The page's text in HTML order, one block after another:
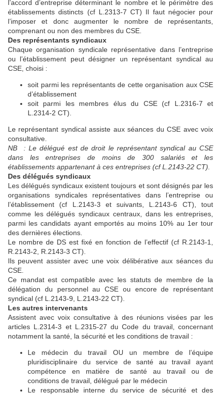
l’accord d’entreprise déterminant le nombre et le périmètre des
établissements distincts (cf L.2313-7 CT) Il faut négocier pour
l’imposer et donc augmenter le nombre de représentants,
comprenant ou non des membres du CSE.
Des représentants syndicaux
Chaque organisation syndicale représentative dans l’entreprise
ou l’établissement peut désigner un représentant syndical au
CSE, choisi :
soit parmi les représentants de cette organisation aux CSE
d’établissement
soit parmi les membres élus du CSE (cf L.2316-7 et
L.2314-2 CT).
Le représentant syndical assiste aux séances du CSE avec voix
consultative.
NB : Le délégué est de droit le représentant syndical au CSE
dans les entreprises de moins de 300 salariés et les
établissements appartenant à ces entreprises (cf L.2143-22 CT).
Des délégués syndicaux
Les délégués syndicaux existent toujours et sont désignés par les
organisations syndicales représentatives dans l’entreprise ou
l’établissement (cf L.2143-3 et suivants, L.2143-6 CT), tout
comme les délégués syndicaux centraux, dans les entreprises,
parmi les candidats ayant emportés au moins 10% au 1er tour
des dernières élections.
Le nombre de DS est fixé en fonction de l’effectif (cf R.2143-1,
R.2143-2, R.2143-3 CT).
Ils peuvent assister avec une voix délibérative aux séances du
CSE.
Ce mandat est compatible avec les statuts de membre de la
délégation du personnel au CSE ou encore de représentant
syndical (cf L.2143-9, L.2143-22 CT).
Les autres intervenants
Assistent avec voix consultative à des réunions visées par les
articles L.2314-3 et L.2315-27 du Code du travail, concernant
notamment la santé, la sécurité et les conditions de travail :
Le médecin du travail OU un membre de l’équipe
pluridisciplinaire du service de santé au travail ayant
compétence en matière de santé au travail ou de
conditions de travail, délégué par le médecin
Le responsable interne du service de sécurité et des